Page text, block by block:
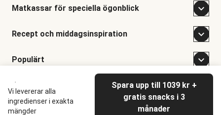
Vi levererar alla
ingredienser i exakta
mängder
Spara upp till 1039 kr +
gratis snacks i 3
månader
Hellofresh2026
Matkassar för speciella ögonblick
Recept och middagsinspiration
Populärt